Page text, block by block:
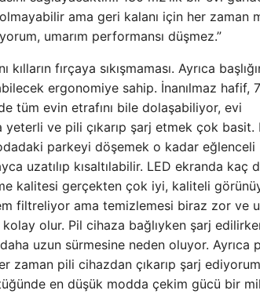
ama geri kalanı için her zaman
umarım performansı düşmez.”
fırçaya sıkışmaması. Ayrıca
ergonomiye sahip. İnanılmaz hafif, 7
tüm evin etrafını bile dolaşabiliyor, evi
ve pili çıkarıp şarj etmek çok basit.
parkeyi döşemek o kadar eğlenceli
uzatılıp kısaltılabilir. LED ekranda kaç
kalitesi gerçekten çok iyi, kaliteli
filtreliyor ama temizlemesi biraz zor ve
olur. Pil cihaza bağlıyken şarj
uzun sürmesine neden oluyor. Ayrıca
zaman pili cihazdan çıkarıp şarj
en düşük modda çekim gücü bir